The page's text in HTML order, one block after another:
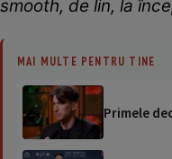
smooth, de lin, la
MAI MULTE PENTRU TINE
Primele